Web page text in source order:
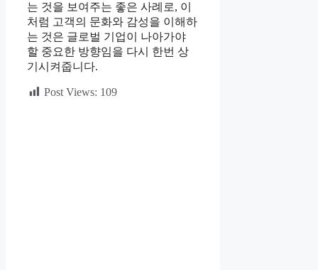
는 것을 보여주는 좋은 사례로, 이
처럼 고객의 문화와 감성을 이해하
는 것은 글로벌 기업이 나아가야
할 중요한 방향임을 다시 한번 상
기시켜줍니다.
Post Views: 109